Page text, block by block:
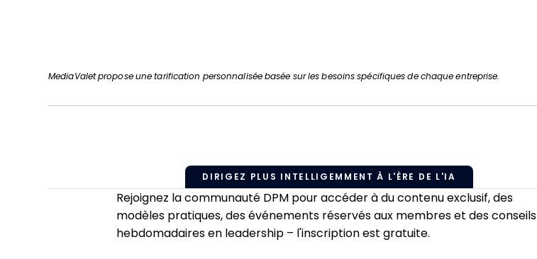
MediaValet propose une tarification personnalisée basée sur les besoins spécifiques de chaque entreprise.
DIRIGEZ PLUS INTELLIGEMMENT À L'ÈRE DE L'IA
Rejoignez la communauté DPM pour accéder à du contenu exclusif, des
modèles pratiques, des événements réservés aux membres et des conseils
hebdomadaires en leadership – l'inscription est gratuite.